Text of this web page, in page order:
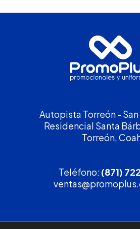
Autopista Torreón -
Residencial Santa
Torreón,
Teléfono: (871)